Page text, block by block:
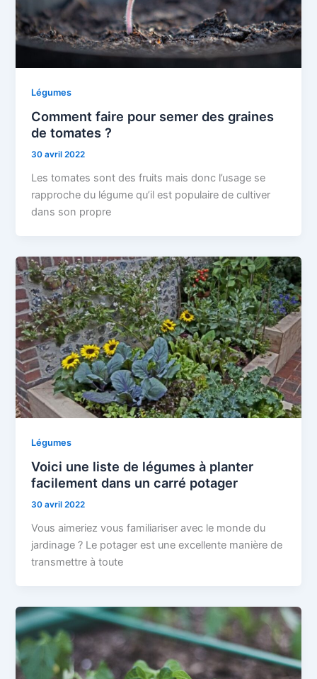
Légumes
Comment faire pour semer des graines
de tomates ?
30 avril 2022
Les tomates sont des fruits mais donc l’usage se
rapproche du légume qu’il est populaire de cultiver
dans son propre
Légumes
Voici une liste de légumes à planter
facilement dans un carré potager
30 avril 2022
Vous aimeriez vous familiariser avec le monde du
jardinage ? Le potager est une excellente manière de
transmettre à toute